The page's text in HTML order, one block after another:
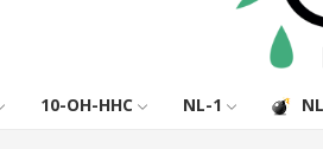
10-OH-HHC NL-1